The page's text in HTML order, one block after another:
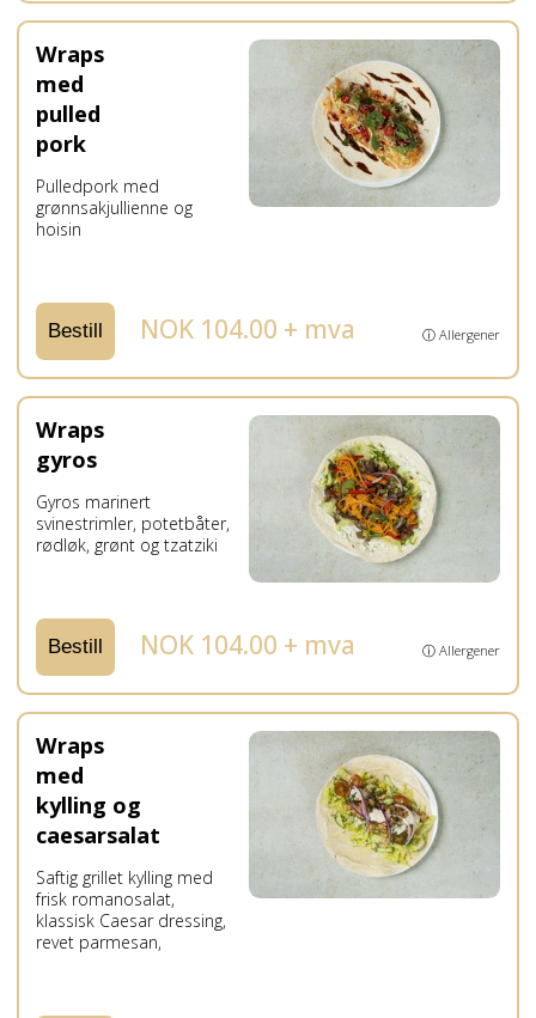
Wraps
med
pulled
pork
Pulledpork med
grønnsakjullienne og
hoisin
Bestill NOK 104.00 + mva ⓘ Allergener
Wraps
gyros
Gyros marinert
svinestrimler, potetbåter,
rødløk, grønt og tzatziki
Bestill NOK 104.00 + mva ⓘ Allergener
Wraps
med
kylling og
caesarsalat
Saftig grillet kylling med
frisk romanosalat,
klassisk Caesar dressing,
revet parmesan,